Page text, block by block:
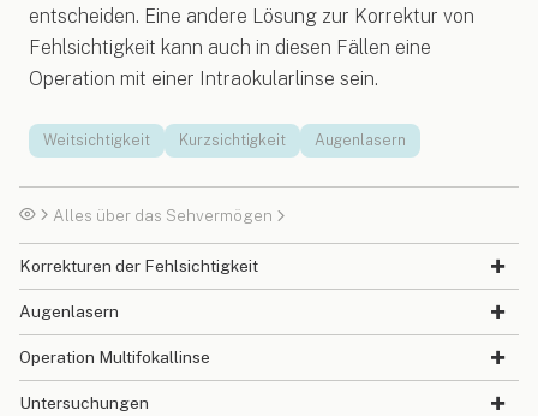
entscheiden. Eine andere Lösung zur Korrektur von
Fehlsichtigkeit kann auch in diesen Fällen eine
Operation mit einer Intraokularlinse sein.
Weitsichtigkeit Kurzsichtigkeit Augenlasern
Alles über das Sehvermögen
Korrekturen der Fehlsichtigkeit
Augenlasern
Operation Multifokallinse
Untersuchungen